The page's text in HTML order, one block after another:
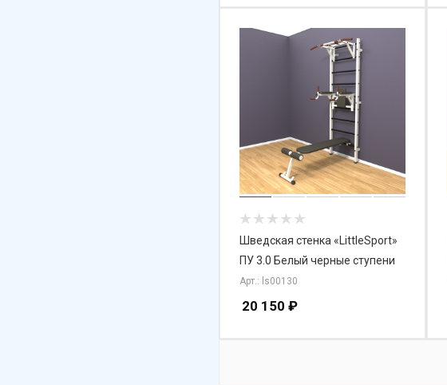
Шведская стенка «LittleSport»
ПУ 3.0 Белый черные ступени
Арт.: ls00130
20 150 ₽